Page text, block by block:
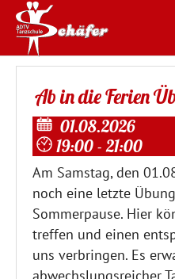
Zum Hauptinhalt springen
Ab in die Ferien
01.08.2026
19:00 - 21:00
Am Samstag, den
noch eine letzte
Sommerpause. Hier
treffen und einen
uns verbringen. Es
abwechslungsreicher